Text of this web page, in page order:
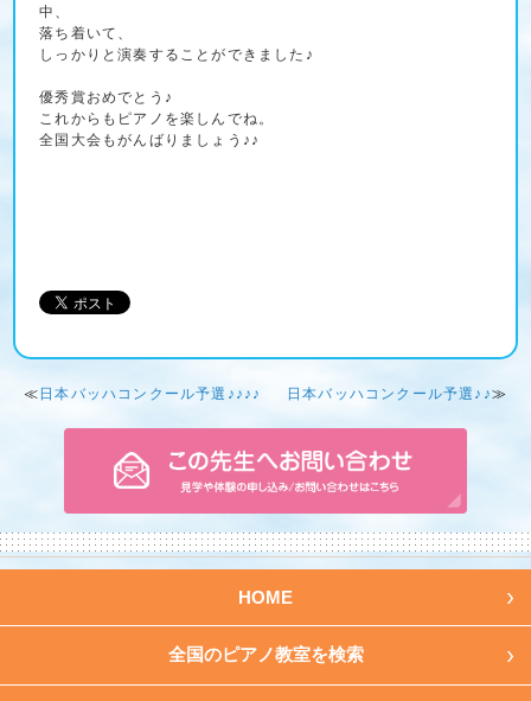
中、
落ち着いて、
しっかりと演奏することができました♪
優秀賞おめでとう♪
これからもピアノを楽しんでね。
全国大会もがんばりましょう♪♪
≪ 日本バッハコンクール予選♪♪♪♪ 日本バッハコンクール予選♪♪≫
HOME
全国のピアノ教室を検索